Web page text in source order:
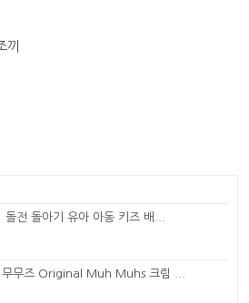
끼
돌전 돌아기 유아 아동 키즈 배...
무무즈 Original Muh Muhs 크림 ...